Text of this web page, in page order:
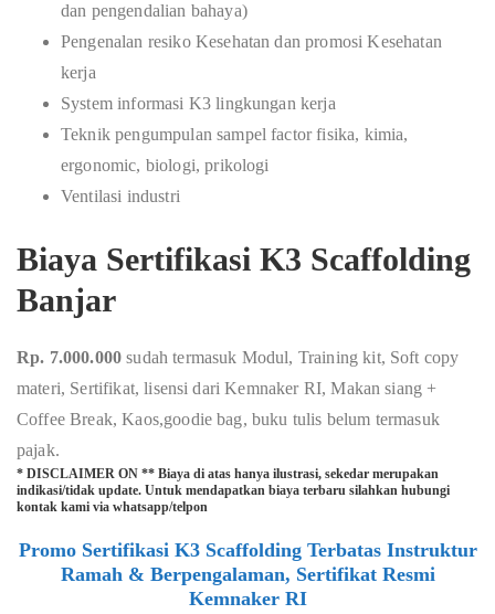
dan pengendalian bahaya)
Pengenalan resiko Kesehatan dan promosi Kesehatan
kerja
System informasi K3 lingkungan kerja
Teknik pengumpulan sampel factor fisika, kimia,
ergonomic, biologi, prikologi
Ventilasi industri
Biaya Sertifikasi K3 Scaffolding
Banjar
Rp. 7.000.000sudah termasuk Modul, Training kit, Soft copy
materi, Sertifikat, lisensi dari Kemnaker RI, Makan siang +
Coffee Break, Kaos,goodie bag, buku tulis belum termasuk
pajak.
* DISCLAIMER ON ** Biaya di atas hanya ilustrasi, sekedar merupakan
indikasi/tidak update. Untuk mendapatkan biaya terbaru silahkan hubungi
kontak kami via whatsapp/telpon
Promo Sertifikasi K3 Scaffolding Terbatas Instruktur
Ramah & Berpengalaman, Sertifikat Resmi
Kemnaker RI